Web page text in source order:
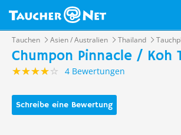
Tauchen Asien / Australien Thailand
Chumpon Pinnacle / Koh
4 Bewertungen
Schreibe eine Bewertung